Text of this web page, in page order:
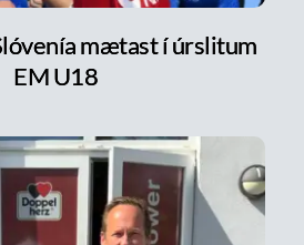
mætast í úrslitum
EM U18